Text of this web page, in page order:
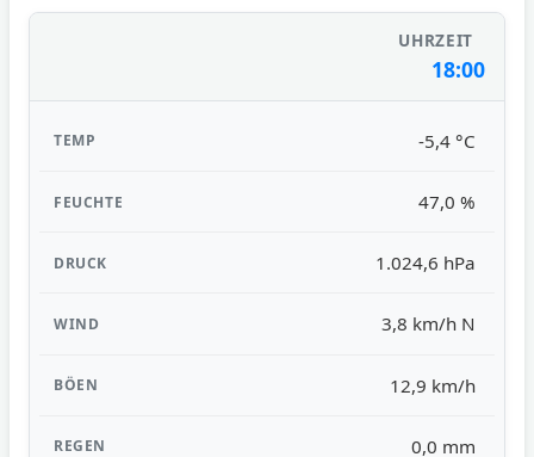
18:00
-5,4 °C
47,0 %
1.024,6 hPa
3,8 km/h N
12,9 km/h
0,0 mm